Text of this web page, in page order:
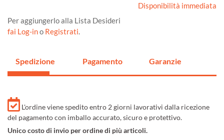
Disponibilità immediata
Per aggiungerlo alla Lista Desideri
fai Log-ino Registrati.
Spedizione Pagamento Garanzie
L'ordine viene spedito entro 2 giorni lavorativi dalla ricezione
del pagamento con imballo accurato, sicuro e protettivo.
Unico costo di invio per ordine di più articoli.